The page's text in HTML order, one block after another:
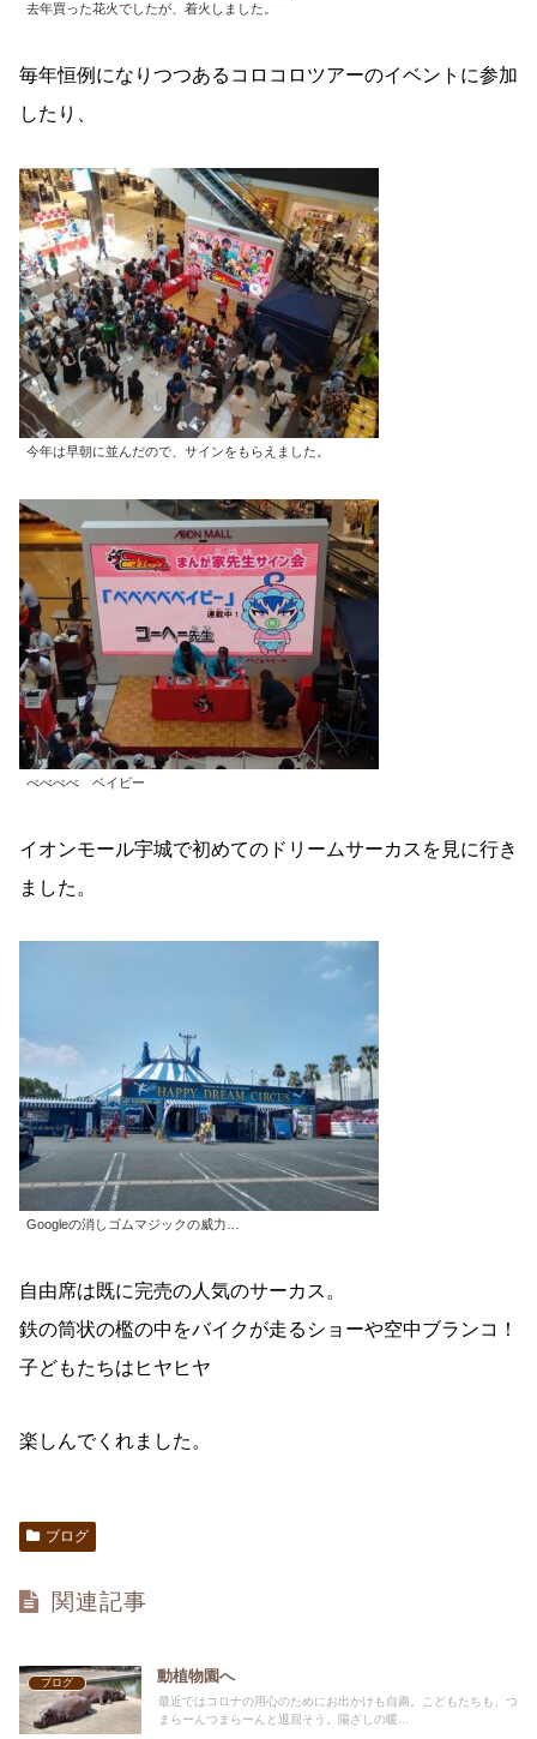
去年買った花火でしたが、着火しました。
毎年恒例になりつつあるコロコロツアーのイベントに参加
したり、
今年は早朝に並んだので、サインをもらえました。
べべべべ ベイビー
イオンモール宇城で初めてのドリームサーカスを見に行き
ました。
Googleの消しゴムマジックの威力…
自由席は既に完売の人気のサーカス。
鉄の筒状の檻の中をバイクが走るショーや空中ブランコ！
子どもたちはヒヤヒヤ
楽しんでくれました。
ブログ
関連記事
ブログ 動植物園へ
最近ではコロナの用心のためにお出かけも自粛。こどもたちも、つ
まらーんつまらーんと退屈そう。陽ざしの暖...